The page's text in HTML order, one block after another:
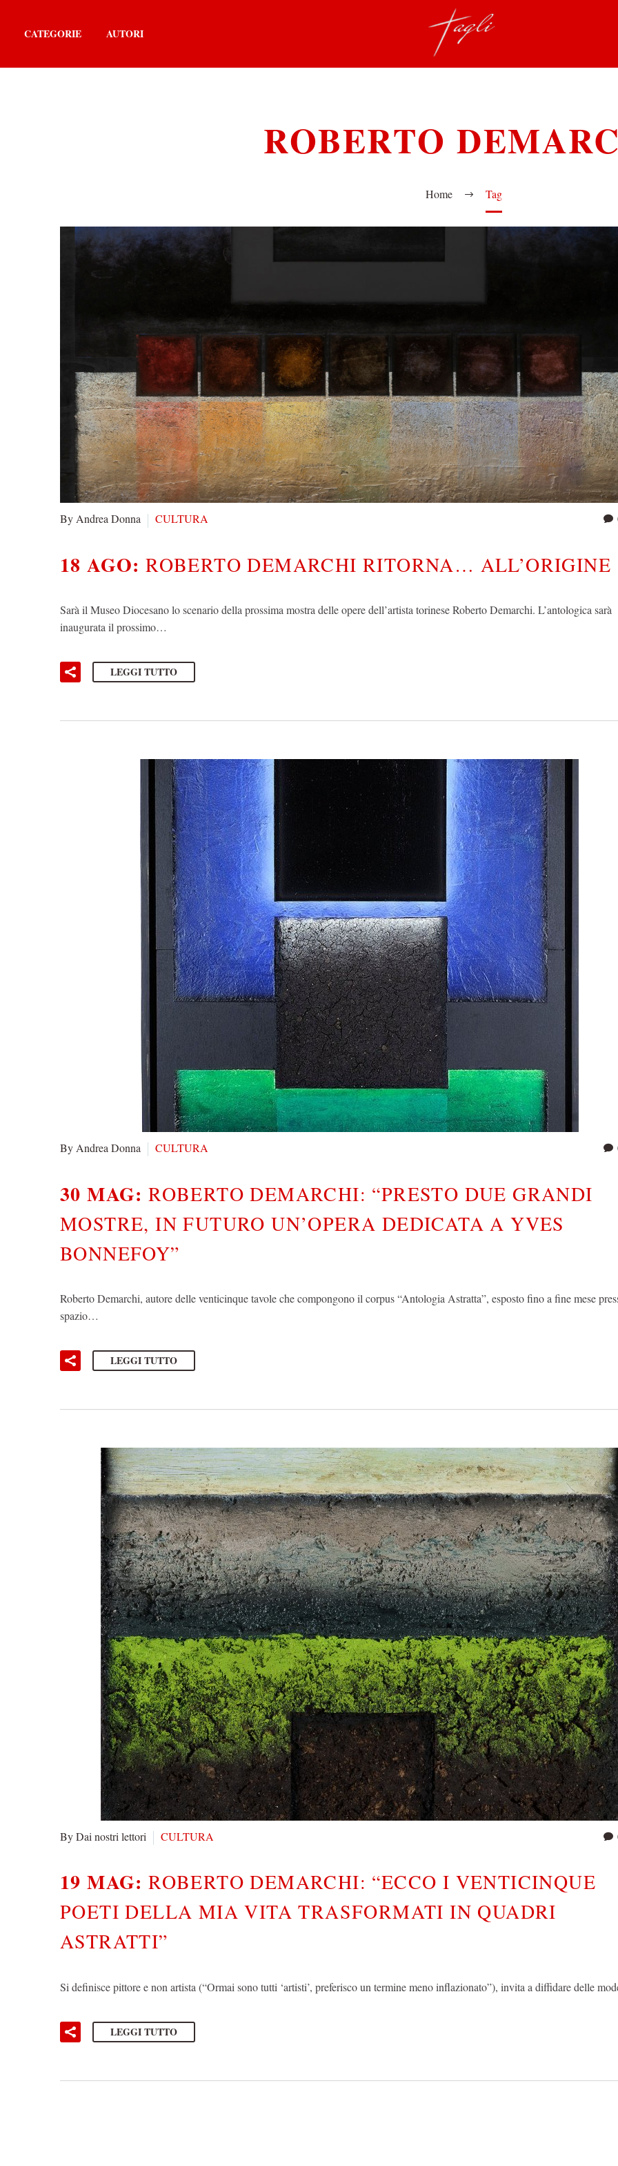
CATEGORIE AUTORI
ROBERTO
Home Tag
By Andrea Donna CULTURA
18 AGO:ROBERTO DEMARCHI RITORNA… ALL’ORIGINE
Sarà il Museo Diocesano lo scenario della prossima mostra delle opere dell’artista torinese Roberto Demarchi. L’antologica sarà
inaugurata il prossimo…
LEGGI TUTTO
By Andrea Donna CULTURA
30 MAG:ROBERTO DEMARCHI: “PRESTO DUE GRANDI
MOSTRE, IN FUTURO UN’OPERA DEDICATA A YVES
BONNEFOY”
Roberto Demarchi, autore delle venticinque tavole che compongono il corpus “Antologia Astratta”, esposto fino a fine mese
spazio…
LEGGI TUTTO
By Dai nostri lettori CULTURA
19 MAG:ROBERTO DEMARCHI: “ECCO I VENTICINQUE
POETI DELLA MIA VITA TRASFORMATI IN QUADRI
ASTRATTI”
Si definisce pittore e non artista (“Ormai sono tutti ‘artisti’, preferisco un termine meno inflazionato”), invita a diffidare delle
LEGGI TUTTO